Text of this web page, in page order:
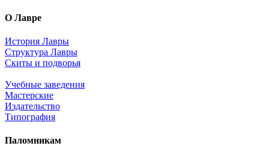
О Лавре
История Лавры
Структура Лавры
Скиты и подворья
Учебные заведения
Мастерские
Издательство
Типография
Паломникам